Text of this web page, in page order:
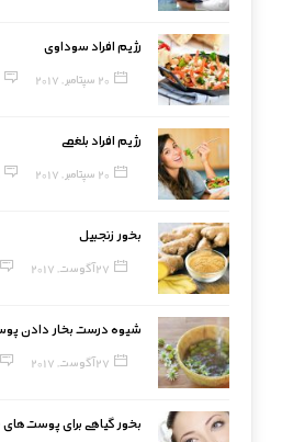
رژیم افراد سوداوی
20 سپتامبر, 2017
رژیم افراد بلغمی
20 سپتامبر, 2017
بخور زنجبیل
27 آگوست, 2017
شیوه درست بخار دادن
27 آگوست, 2017
بخور گیاهی برای